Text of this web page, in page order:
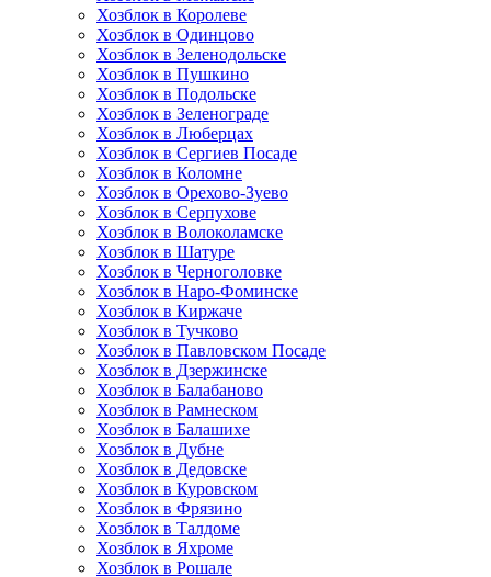
Хозблок в Королеве
Хозблок в Одинцово
Хозблок в Зеленодольске
Хозблок в Пушкино
Хозблок в Подольске
Хозблок в Зеленограде
Хозблок в Люберцах
Хозблок в Сергиев Посаде
Хозблок в Коломне
Хозблок в Орехово-Зуево
Хозблок в Серпухове
Хозблок в Волоколамске
Хозблок в Шатуре
Хозблок в Черноголовке
Хозблок в Наро-Фоминске
Хозблок в Киржаче
Хозблок в Тучково
Хозблок в Павловском Посаде
Хозблок в Дзержинске
Хозблок в Балабаново
Хозблок в Рамнеском
Хозблок в Балашихе
Хозблок в Дубне
Хозблок в Дедовске
Хозблок в Куровском
Хозблок в Фрязино
Хозблок в Талдоме
Хозблок в Яхроме
Хозблок в Рошале